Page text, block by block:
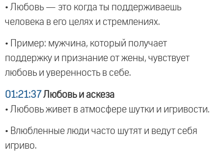
• Любовь — это когда ты поддерживаешь
человека в его целях и стремлениях.
• Пример: мужчина, который получает
поддержку и признание от жены, чувствует
любовь и уверенность в себе.
01:21:37 Любовь и аскеза
• Любовь живет в атмосфере шутки и игривости.
• Влюбленные люди часто шутят и ведут себя
игриво.